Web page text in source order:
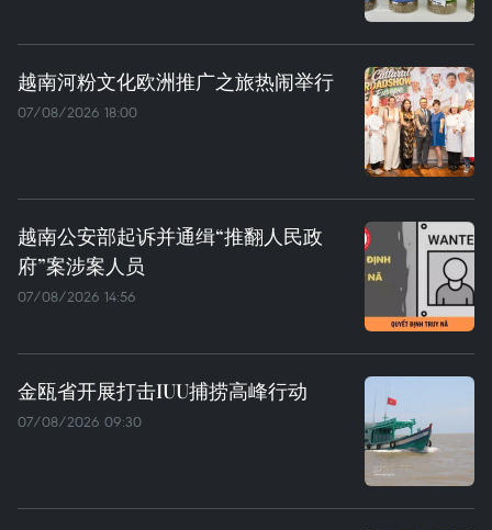
越南河粉文化欧洲推广之旅热闹举行
07/08/2026 18:00
越南公安部起诉并通缉“推翻人民政
府”案涉案人员
07/08/2026 14:56
金瓯省开展打击IUU捕捞高峰行动
07/08/2026 09:30